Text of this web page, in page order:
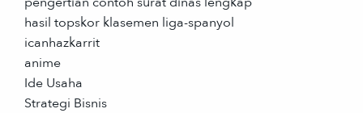
hasil topskor klasemen liga-spanyol
icanhazkarrit
anime
Ide Usaha
Strategi Bisnis